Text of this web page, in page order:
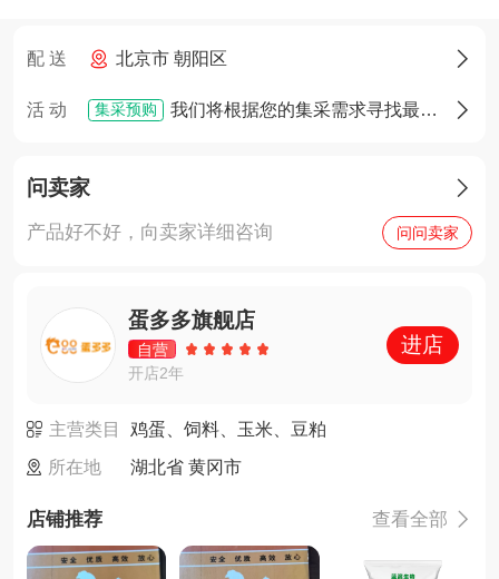
配 送 北京市 朝阳区 
活 动 集采预购 我们将根据您的集采需求寻找最佳货源，确定货源后您将享有优先采购权 
问卖家 
产品好不好，向卖家详细咨询 问问卖家
蛋多多旗舰店
自营
开店2年
进店
主营类目
鸡蛋、饲料、玉米、豆粕
所在地
湖北省 黄冈市
店铺推荐 查看全部 